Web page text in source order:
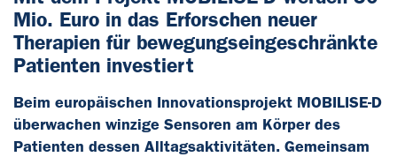
Mio. Euro in das Erforschen neuer
Therapien für bewegungseingeschränkte
Patienten investiert
Beim europäischen Innovationsprojekt MOBILISE-D
überwachen winzige Sensoren am Körper des
Patienten dessen Alltagsaktivitäten. Gemeinsam